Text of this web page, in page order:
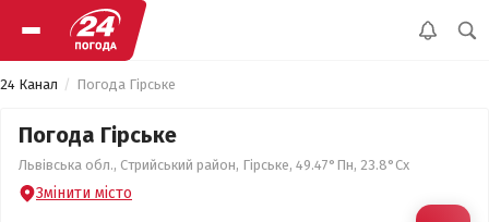
24 Канал Погода Гірське
Погода Гірське
Львівська обл., Стрийський район, Гірське, 49.47°Пн, 23.8°Сх
Змінити місто